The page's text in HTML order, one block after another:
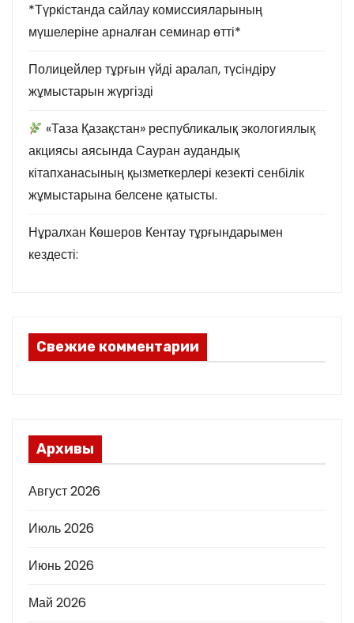
з
п
и
с
е
*Түркістанда сайлау комиссияларының
мүшелеріне арналған семинар өтті*
Полицейлер тұрғын үйді аралап, түсіндіру
жұмыстарын жүргізді
«Таза Қазақстан» республикалық экологиялық
акциясы аясында Сауран аудандық
кітапханасының қызметкерлері кезекті сенбілік
жұмыстарына белсене қатысты.
Нұралхан Көшеров Кентау тұрғындарымен
кездесті:
Свежие комментарии
Архивы
Август 2026
Июль 2026
Июнь 2026
Май 2026